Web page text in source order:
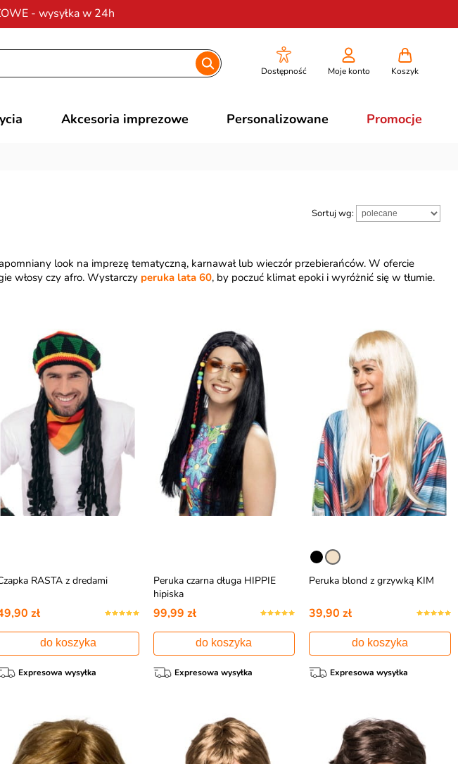
- wysyłka w 24h
od 200 zł
Dostępność Moje konto Koszyk
Akcesoria imprezowe Personalizowane Promocje
Sortuj wg:
look na imprezę tematyczną, karnawał lub wieczór przebierańców. W ofercie
włosy czy afro. Wystarczy peruka lata 60, by poczuć klimat epoki i wyróżnić się w tłumie.
RASTA z dredami
zł
do koszyka
Expresowa wysyłka
Peruka czarna długa HIPPIE
hipiska
99,99 zł
do koszyka
Expresowa wysyłka
Peruka blond z grzywką KIM
39,90 zł
do koszyka
Expresowa wysyłka